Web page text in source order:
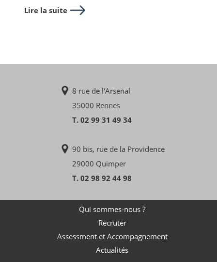
Lire la suite
8 rue de l'Arsenal
35000 Rennes
T. 02 99 31 49 34
90 bis, rue de la Providence
29000 Quimper
T. 02 98 92 44 98
Qui sommes-nous ?
Recruter
Assessment et Accompagnement
Actualités